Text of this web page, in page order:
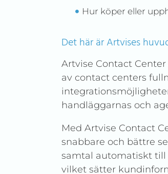
Hur köper eller
Det här är Artvises
Artvise Contact
av contact centers
handläggarnas och
Med Artvise Contact
snabbare och bättre
samtal automatiskt till
vilket sätter